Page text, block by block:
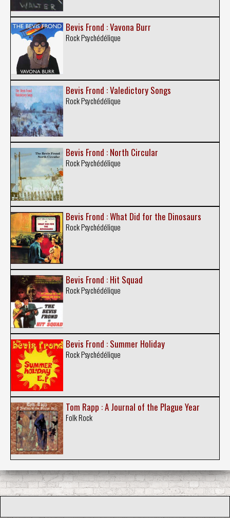
Bevis Frond : Vavona Burr
Rock Psychédélique
Bevis Frond : Valedictory Songs
Rock Psychédélique
Bevis Frond : North Circular
Rock Psychédélique
Bevis Frond : What Did for the Dinosaurs
Rock Psychédélique
Bevis Frond : Hit Squad
Rock Psychédélique
Bevis Frond : Summer Holiday
Rock Psychédélique
Tom Rapp : A Journal of the Plague Year
Folk Rock